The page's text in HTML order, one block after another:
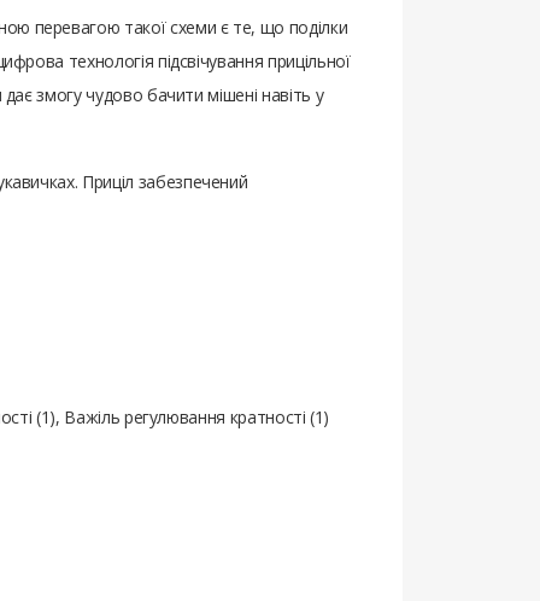
перевагою такої схеми є те, що поділки
технологія підсвічування прицільної
змогу чудово бачити мішені навіть у
Приціл забезпечений
(1), Важіль регулювання кратності (1)